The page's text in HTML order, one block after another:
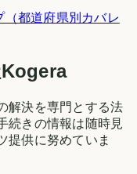
都道府県別カバレ
解決を専門とする法
続きの情報は随時見
提供に努めていま